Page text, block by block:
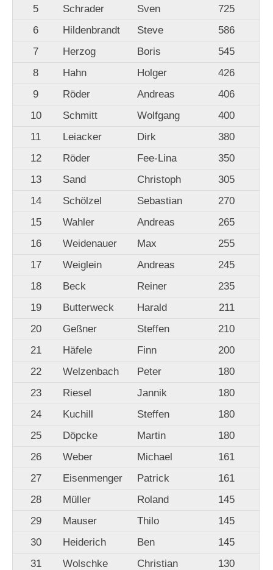
5
Schrader Sven
725
6
Hildenbrandt Steve
586
7
Herzog Boris
545
8
Hahn Holger
426
9
Röder Andreas
406
10
Schmitt Wolfgang
400
11
Leiacker Dirk
380
12
Röder Fee-Lina
350
13
Sand Christoph
305
14
Schölzel Sebastian
270
15
Wahler Andreas
265
16
Weidenauer Max
255
17
Weiglein Andreas
245
18
Beck Reiner
235
19
Butterweck Harald
211
20
Geßner Steffen
210
21
Häfele Finn
200
22
Welzenbach Peter
180
23
Riesel Jannik
180
24
Kuchill Steffen
180
25
Döpcke Martin
180
26
Weber Michael
161
27
Eisenmenger Patrick
161
28
Müller Roland
145
29
Mauser Thilo
145
30
Heiderich Ben
145
31
Wolschke Christian 130